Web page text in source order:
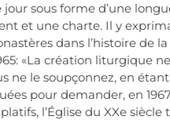
sous forme d’une
et une charte. Il y
dans l’histoire de
«La création liturgique
le soupçonnez, en
pour demander, en
l’Église du XXe siècle